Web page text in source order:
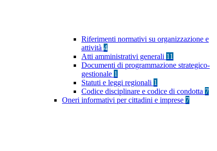
Riferimenti normativi su organizzazione e
attività 4
Atti amministrativi generali 11
Documenti di programmazione strategico-
gestionale 1
Statuti e leggi regionali 1
Codice disciplinare e codice di condotta 7
Oneri informativi per cittadini e imprese 7